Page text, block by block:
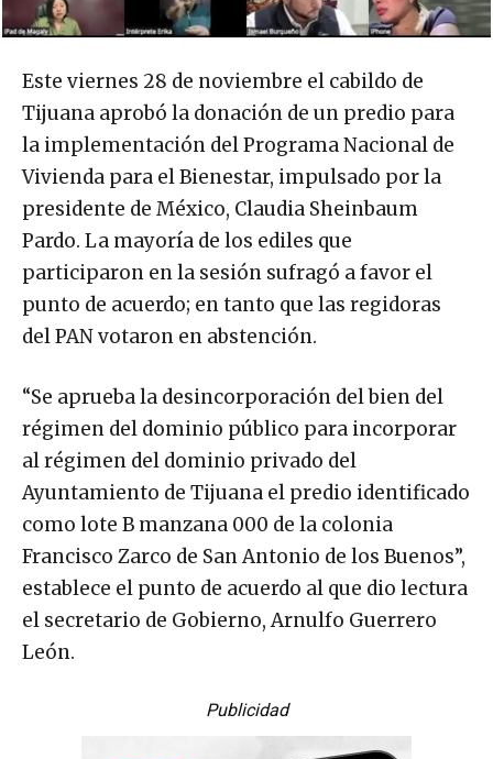
Este viernes 28 de noviembre el cabildo de
Tijuana aprobó la donación de un predio para
la implementación del Programa Nacional de
Vivienda para el Bienestar, impulsado por la
presidente de México, Claudia Sheinbaum
Pardo. La mayoría de los ediles que
participaron en la sesión sufragó a favor el
punto de acuerdo; en tanto que las regidoras
del PAN votaron en abstención.
“Se aprueba la desincorporación del bien del
régimen del dominio público para incorporar
al régimen del dominio privado del
Ayuntamiento de Tijuana el predio identificado
como lote B manzana 000 de la colonia
Francisco Zarco de San Antonio de los Buenos”,
establece el punto de acuerdo al que dio lectura
el secretario de Gobierno, Arnulfo Guerrero
León.
Publicidad